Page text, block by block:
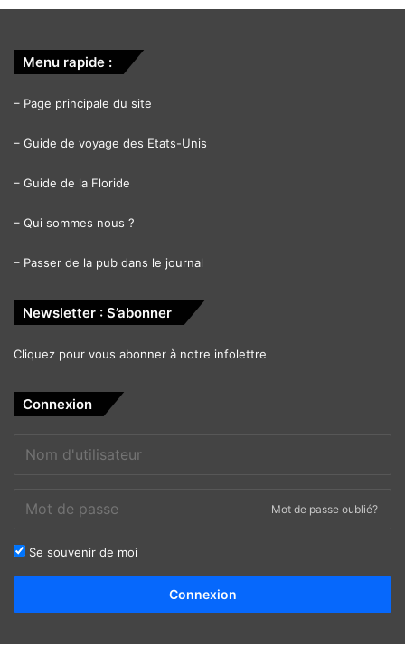
Menu rapide :
– Page principale du site
– Guide de voyage des Etats-Unis
– Guide de la Floride
– Qui sommes nous ?
– Passer de la pub dans le journal
Newsletter : S’abonner
Cliquez pour vous abonner à notre infolettre
Connexion
Mot de passe oublié?
Se souvenir de moi
Connexion